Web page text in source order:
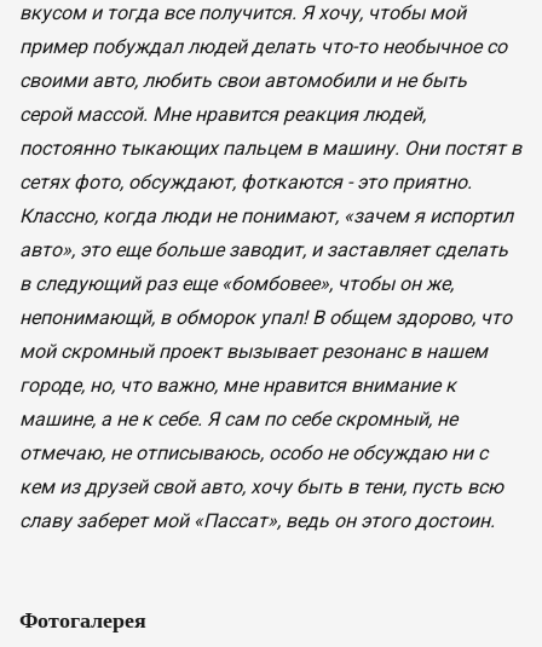
вкусом и тогда все получится. Я хочу, чтобы мой
пример побуждал людей делать что-то необычное со
своими авто, любить свои автомобили и не быть
серой массой. Мне нравится реакция людей,
постоянно тыкающих пальцем в машину. Они постят в
сетях фото, обсуждают, фоткаются - это приятно.
Классно, когда люди не понимают, «зачем я испортил
авто», это еще больше заводит, и заставляет сделать
в следующий раз еще «бомбовее», чтобы он же,
непонимающй, в обморок упал! В общем здорово, что
мой скромный проект вызывает резонанс в нашем
городе, но, что важно, мне нравится внимание к
машине, а не к себе. Я сам по себе скромный, не
отмечаю, не отписываюсь, особо не обсуждаю ни с
кем из друзей свой авто, хочу быть в тени, пусть всю
славу заберет мой «Пассат», ведь он этого достоин.
Фотогалерея